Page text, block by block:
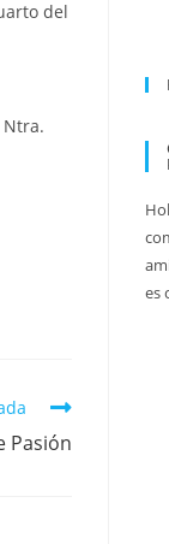
del
Ntra.
Pasión
es